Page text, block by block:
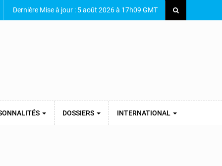
Dernière Mise à jour : 5 août 2026 à 17h09 GMT
DOSSIERS INTERNATIONAL